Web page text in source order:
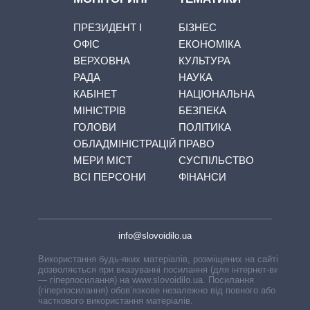
ПРЕЗИДЕНТ І
ОФІС
ВЕРХОВНА
РАДА
КАБІНЕТ
МІНІСТРІВ
ГОЛОВИ
ОБЛАДМІНІСТРАЦІЙ
МЕРИ МІСТ
ВСІ ПЕРСОНИ
БІЗНЕС
ЕКОНОМІКА
КУЛЬТУРА
НАУКА
НАЦІОНАЛЬНА
БЕЗПЕКА
ПОЛІТИКА
ПРАВО
СУСПІЛЬСТВО
ФІНАНСИ
info@slovoidilo.ua
Використання будь-яких матеріалів, розміщених на сайті,
дозволяється при вказуванні посилання (для інтернет-видань
— гіперпосилання) на www.slovoidilo.ua. Посилання
(гіперпосилання) обов’язкове незалежно від повного або
часткового використання матеріалів.